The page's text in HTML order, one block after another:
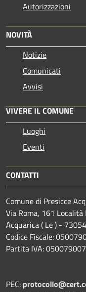
Autorizzazioni
NOVITÀ
Notizie
Comunicati
Avvisi
VIVERE IL COMUNE
Luoghi
Eventi
CONTATTI
Comune di Presicce
Via Roma, 161
Acquarica ( Le ) -
Codice Fiscale:
Partita IVA:
PEC: